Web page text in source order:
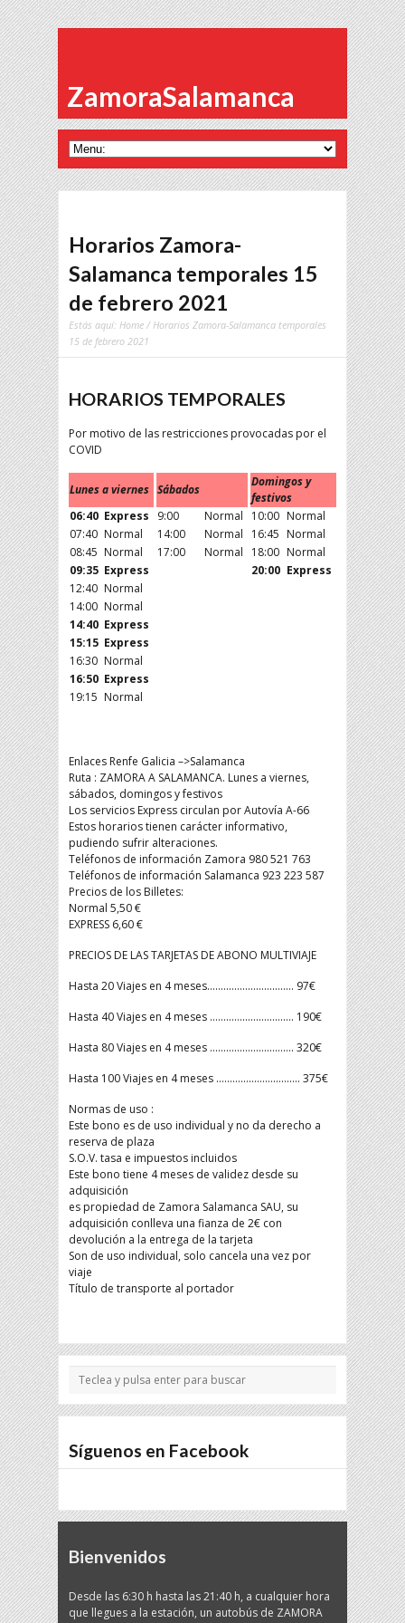
ZamoraSalamanca
Horarios Zamora-
Salamanca temporales 15
de febrero 2021
Estás aquí: Home / Horarios Zamora-Salamanca temporales
15 de febrero 2021
HORARIOS TEMPORALES
Por motivo de las restricciones provocadas por el
COVID
Lunes a viernes Sábados
Domingos y
festivos
06:40 Express 9:00 Normal 10:00 Normal
07:40 Normal 14:00 Normal 16:45 Normal
08:45 Normal 17:00 Normal 18:00 Normal
09:35 Express 20:00 Express
12:40 Normal
14:00 Normal
14:40 Express
15:15 Express
16:30 Normal
16:50 Express
19:15 Normal
Enlaces Renfe Galicia –>Salamanca
Ruta : ZAMORA A SALAMANCA. Lunes a viernes,
sábados, domingos y festivos
Los servicios Express circulan por Autovía A-66
Estos horarios tienen carácter informativo,
pudiendo sufrir alteraciones.
Teléfonos de información Zamora 980 521 763
Teléfonos de información Salamanca 923 223 587
Precios de los Billetes:
Normal 5,50 €
EXPRESS 6,60 €
PRECIOS DE LAS TARJETAS DE ABONO MULTIVIAJE
Hasta 20 Viajes en 4 meses………………………….. 97€
Hasta 40 Viajes en 4 meses …………………………. 190€
Hasta 80 Viajes en 4 meses …………………………. 320€
Hasta 100 Viajes en 4 meses …………………………. 375€
Normas de uso :
Este bono es de uso individual y no da derecho a
reserva de plaza
S.O.V. tasa e impuestos incluidos
Este bono tiene 4 meses de validez desde su
adquisición
es propiedad de Zamora Salamanca SAU, su
adquisición conlleva una fianza de 2€ con
devolución a la entrega de la tarjeta
Son de uso individual, solo cancela una vez por
viaje
Título de transporte al portador
Síguenos en Facebook
Bienvenidos
Desde las 6:30 h hasta las 21:40 h, a cualquier hora
que llegues a la estación, un autobús de ZAMORA